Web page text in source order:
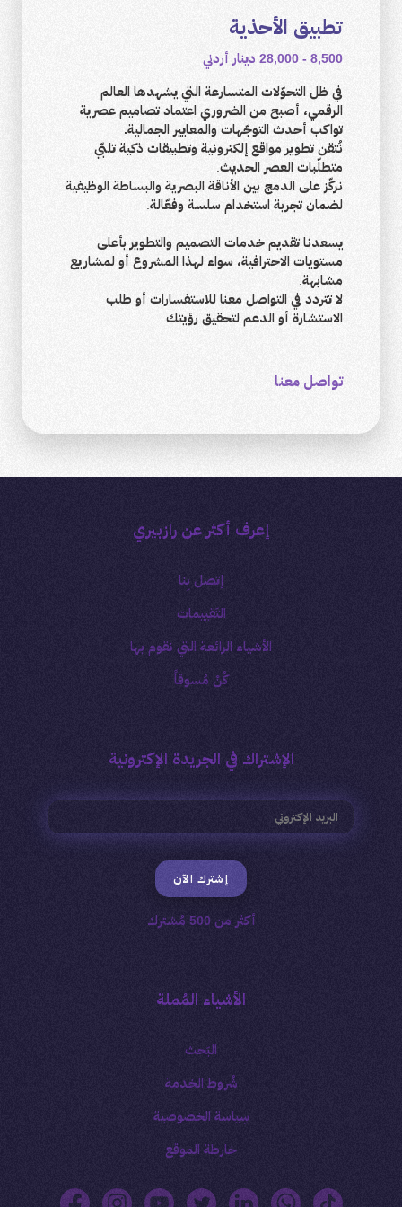
تطبيق الأحذية
8,500 - 28,000 دينار أردني
في ظل التحوّلات المتسارعة التي يشهدها العالم
الرقمي، أصبح من الضروري اعتماد تصاميم عصرية
تواكب أحدث التوجّهات والمعايير الجمالية.
نُتقن تطوير مواقع إلكترونية وتطبيقات ذكية تلبّي
متطلّبات العصر الحديث.
نركّز على الدمج بين الأناقة البصرية والبساطة الوظيفية
لضمان تجربة استخدام سلسة وفعّالة.
يسعدنا تقديم خدمات التصميم والتطوير بأعلى
مستويات الاحترافية، سواء لهذا المشروع أو لمشاريع
مشابهة.
لا تتردد في التواصل معنا للاستفسارات أو طلب
الاستشارة أو الدعم لتحقيق رؤيتك.
تواصل معنا
إعرف أكثر عن رازبيري
إتصل بِنا
التَقييمات
الأشياء الرائعة التي نقوم بها
كُنْ مُسوقاً
الإشتراك في الجريدة الإكترونية
إشترك الآن
أكثر من 500 مُشترك
الأشياء المُملة
البَحث
شُروط الخدمة
سِياسة الخصوصية
خارطة الموقع